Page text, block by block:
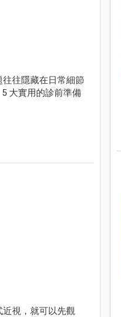
往隱藏在日常細節
大實用的診前準備
視，就可以先觀